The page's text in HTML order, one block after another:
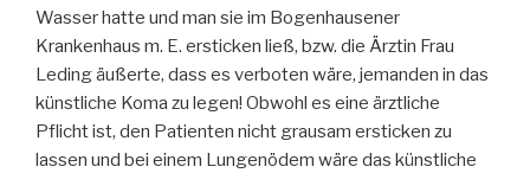
Wasser hatte und man sie im Bogenhausener
Krankenhaus m. E. ersticken ließ, bzw. die Ärztin Frau
Leding äußerte, dass es verboten wäre, jemanden in das
künstliche Koma zu legen! Obwohl es eine ärztliche
Pflicht ist, den Patienten nicht grausam ersticken zu
lassen und bei einem Lungenödem wäre das künstliche